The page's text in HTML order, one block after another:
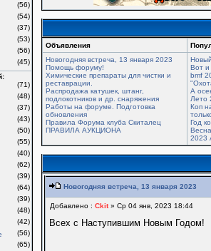
(56)
(54)
(37)
(53)
(56)
(45)
(71)
(48)
(37)
(43)
(50)
(55)
(40)
(62)
(39)
(64)
(39)
(48)
(42)
(56)
(65)
Объявления
Новогодняя встреча, 13 января 2023
Помощь форуму!
Химические препараты для чистки и
реставрации.
Распродажа катушек, штанг,
подлокотников и др. снаряжения
Работы на форуме. Подготовка
обновления
Правила Форума клуба Скиталец
ПРАВИЛА АУКЦИОНА
Вот и
bmf
А
Лето
Коп
Год
2023
Новогодняя встреча, 13 января 2023
Добавлено :Ckit» Ср 04 янв, 2023 18:44
Всех с Наступившим Новым Годом!